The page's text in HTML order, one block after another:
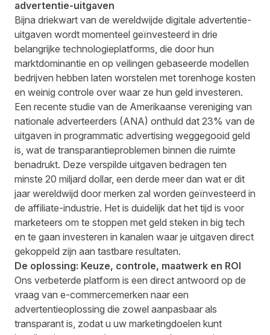
advertentie-uitgaven
Bijna driekwart van de wereldwijde digitale advertentie-
uitgaven wordt momenteel geïnvesteerd in drie
belangrijke technologieplatforms, die door hun
marktdominantie en op veilingen gebaseerde modellen
bedrijven hebben laten worstelen met torenhoge kosten
en weinig controle over waar ze hun geld investeren.
Een recente studie van de Amerikaanse vereniging van
nationale adverteerders (ANA) onthuld dat 23% van de
uitgaven in programmatic advertising weggegooid geld
is, wat de transparantieproblemen binnen die ruimte
benadrukt. Deze verspilde uitgaven bedragen ten
minste 20 miljard dollar, een derde meer dan wat er dit
jaar wereldwijd door merken zal worden geïnvesteerd in
de affiliate-industrie. Het is duidelijk dat het tijd is voor
marketeers om te stoppen met geld steken in big tech
en te gaan investeren in kanalen waar je uitgaven direct
gekoppeld zijn aan tastbare resultaten.
De oplossing: Keuze, controle, maatwerk en ROI
Ons verbeterde platform is een direct antwoord op de
vraag van e-commercemerken naar een
advertentieoplossing die zowel aanpasbaar als
transparant is, zodat u uw marketingdoelen kunt